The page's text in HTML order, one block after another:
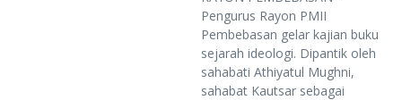
Pengurus Rayon PMII
Pembebasan gelar kajian buku
sejarah ideologi. Dipantik oleh
sahabati Athiyatul Mughni,
sahabat Kautsar sebagai